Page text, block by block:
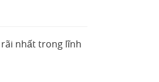
rãi nhất trong lĩnh